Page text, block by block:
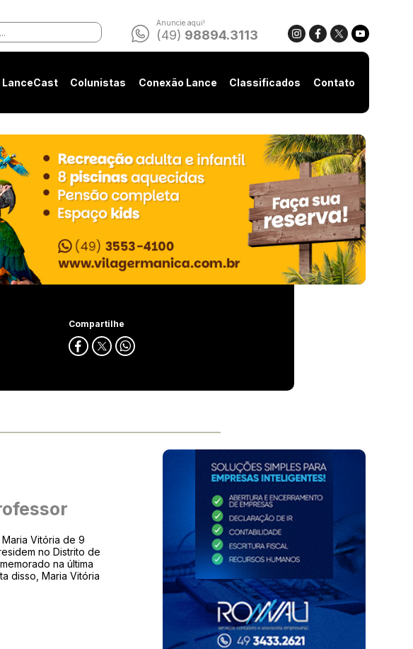
Anuncie aqui!
(49) 98894.3113
LanceCast Colunistas Conexão Lance Classificados Contato
Compartilhe
Vitória de 9
no Distrito de
na última
disso, Maria Vitória